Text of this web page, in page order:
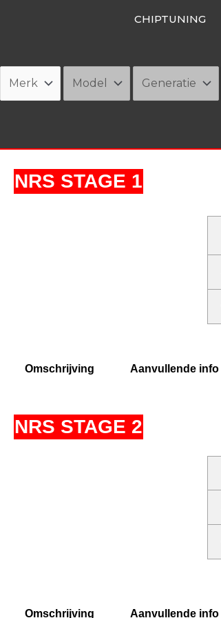
CHIPTUNING
NRS STAGE 1
Omschrijving Aanvullende info
NRS STAGE 2
Omschrijving Aanvullende info